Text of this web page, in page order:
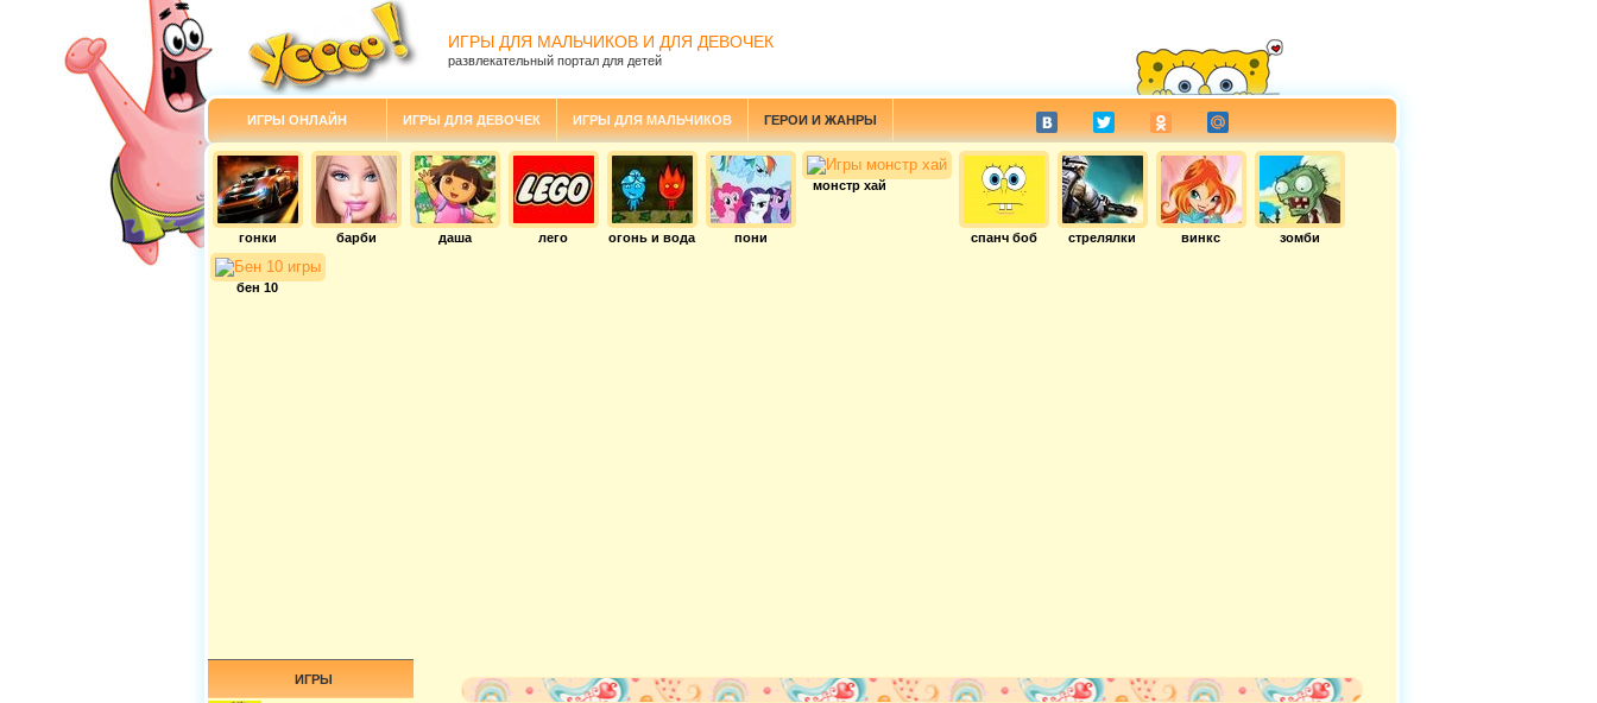
ИГРЫ ДЛЯ МАЛЬЧИКОВ И ДЛЯ ДЕВОЧЕК
развлекательный портал для детей
ИГРЫ ОНЛАЙН ИГРЫ ДЛЯ ДЕВОЧЕК ИГРЫ ДЛЯ МАЛЬЧИКОВ ГЕРОИ И ЖАНРЫ
гонки барби даша лего огонь и вода пони
монстр хай
спанч боб стрелялки винкс зомби
бен 10
ИГРЫ